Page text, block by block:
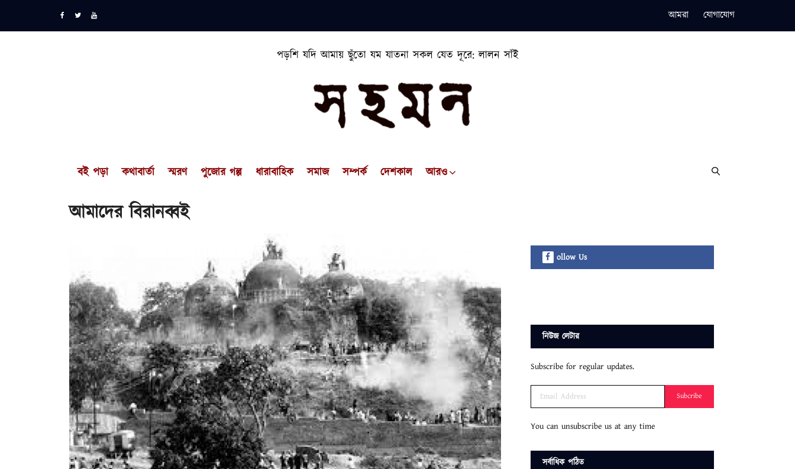
আমরা যোগাযোগ
পড়শি যদি আমায় ছুঁতো যম যাতনা সকল যেত দূরে: লালন সাঁই
বই পড়া কথাবার্তা স্মরণ পুজোর গল্প ধারাবাহিক সমাজ সম্পর্ক দেশকাল আরও
আমাদের বিরানব্বই
ollow Us
নিউজ লেটার
Subscribe for regular updates.
Subcribe
You can unsubscribe us at any time
সর্বাধিক পঠিত